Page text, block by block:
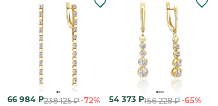
66 984₽238 125₽-72% 54 373₽156 228₽-65%